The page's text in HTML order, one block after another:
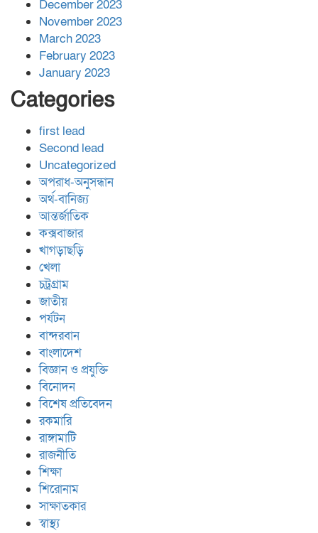
December 2023
November 2023
March 2023
February 2023
January 2023
Categories
first lead
Second lead
Uncategorized
অপরাধ-অনুসন্ধান
অর্থ-বানিজ্য
আন্তর্জাতিক
কক্সবাজার
খাগড়াছড়ি
খেলা
চট্রগ্রাম
জাতীয়
পর্যটন
বান্দরবান
বাংলাদেশ
বিজ্ঞান ও প্রযুক্তি
বিনোদন
বিশেষ প্রতিবেদন
রকমারি
রাঙ্গামাটি
রাজনীতি
শিক্ষা
শিরোনাম
সাক্ষাতকার
স্বাস্থ্য